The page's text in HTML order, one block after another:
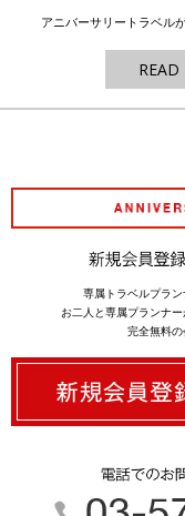
アニバーサリートラベル
READ
専属トラベルプラ
お二人と専属プランナ
完全無料の